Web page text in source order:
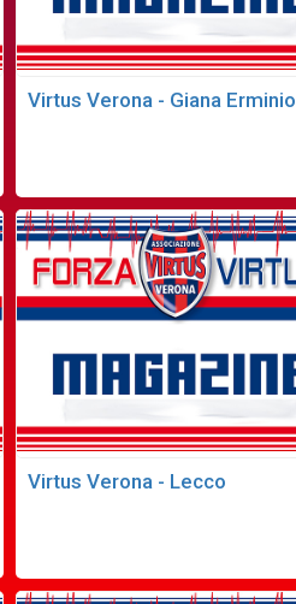
Virtus Verona - Giana Erminio
Virtus Verona - Lecco